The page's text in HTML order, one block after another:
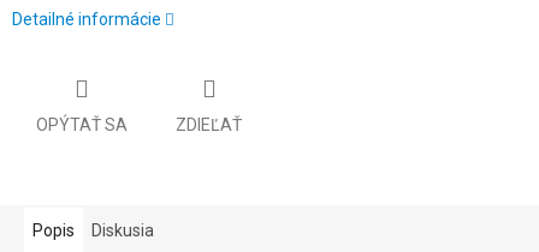
Detailné informácie
OPÝTAŤ SA ZDIEĽAŤ
Popis Diskusia